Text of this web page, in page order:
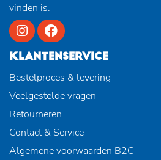
vinden is.
KLANTENSERVICE
Bestelproces & levering
Veelgestelde vragen
Retourneren
Contact & Service
Algemene voorwaarden B2C